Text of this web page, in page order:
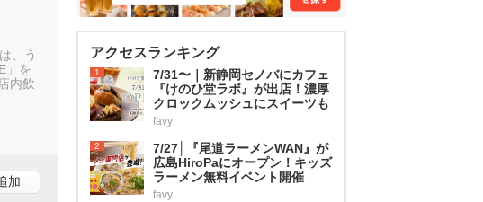
、う
」を
内飲
加
アクセスランキング
1
7/31〜｜新静岡セノバにカフェ
『けのひ堂ラボ』が出店！濃厚
クロックムッシュにスイーツも
favy
2
7/27│『尾道ラーメンWAN』が
広島HiroPaにオープン！キッズ
ラーメン無料イベント開催
favy